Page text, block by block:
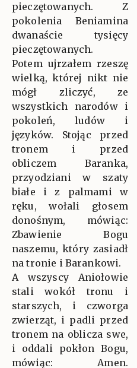
pieczętowanych. Z
pokolenia Beniamina
dwanaście tysięcy
pieczętowanych.
Potem ujrzałem rzeszę
wielką, której nikt nie
mógł zliczyć, ze
wszystkich narodów i
pokoleń, ludów i
języków. Stojąc przed
tronem i przed
obliczem Baranka,
przyodziani w szaty
białe i z palmami w
ręku, wołali głosem
donośnym, mówiąc:
Zbawienie Bogu
naszemu, który zasiadł
na tronie i Barankowi.
A wszyscy Aniołowie
stali wokół tronu i
starszych, i czworga
zwierząt, i padli przed
tronem na oblicza swe,
i oddali pokłon Bogu,
mówiąc: Amen.